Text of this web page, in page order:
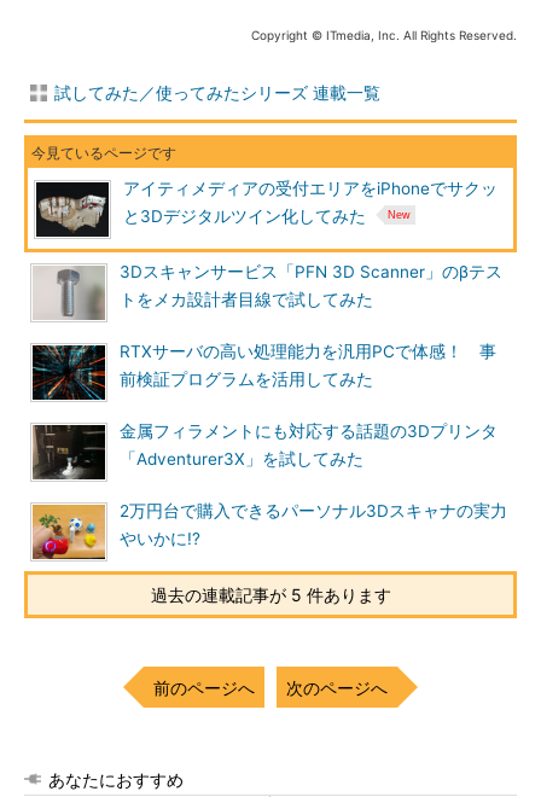
Copyright © ITmedia, Inc. All Rights Reserved.
試してみた／使ってみたシリーズ 連載一覧
アイティメディアの受付エリアをiPhoneでサクッ
と3Dデジタルツイン化してみた
3Dスキャンサービス「PFN 3D Scanner」のβテス
トをメカ設計者目線で試してみた
RTXサーバの高い処理能力を汎用PCで体感！ 事
前検証プログラムを活用してみた
金属フィラメントにも対応する話題の3Dプリンタ
「Adventurer3X」を試してみた
2万円台で購入できるパーソナル3Dスキャナの実力
やいかに!?
過去の連載記事が 5 件あります
前のページへ 次のページへ
あなたにおすすめ